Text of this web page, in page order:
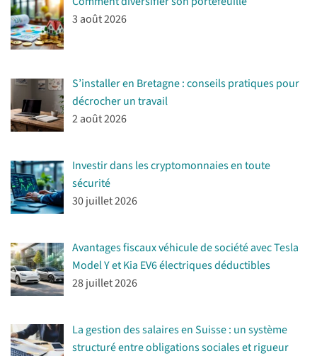
3 août 2026
S’installer en Bretagne : conseils pratiques pour
décrocher un travail
2 août 2026
Investir dans les cryptomonnaies en toute
sécurité
30 juillet 2026
Avantages fiscaux véhicule de société avec Tesla
Model Y et Kia EV6 électriques déductibles
28 juillet 2026
La gestion des salaires en Suisse : un système
structuré entre obligations sociales et rigueur